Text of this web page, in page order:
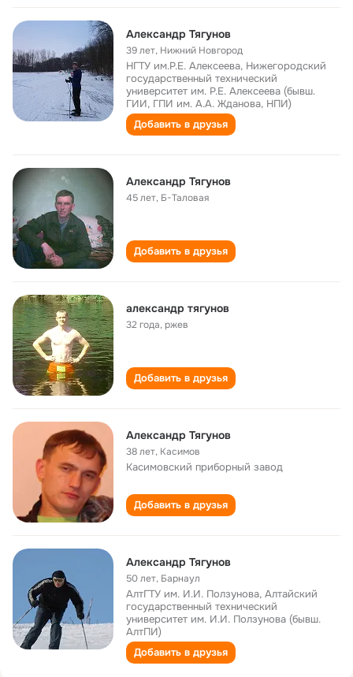
Александр Тягунов
39 лет, Нижний Новгород
НГТУ им.Р.Е. Алексеева, Нижегородский
государственный технический
университет им. Р.Е. Алексеева (бывш.
ГИИ, ГПИ им. А.А. Жданова, НПИ)
Добавить в друзья
Александр Тягунов
45 лет, Б-Таловая
Добавить в друзья
александр тягунов
32 года,ржев
Добавить в друзья
Александр Тягунов
38 лет, Касимов
Касимовский приборный завод
Добавить в друзья
Александр Тягунов
50 лет, Барнаул
АлтГТУ им. И.И. Ползунова, Алтайский
государственный технический
университет им. И.И. Ползунова (бывш.
АлтПИ)
Добавить в друзья